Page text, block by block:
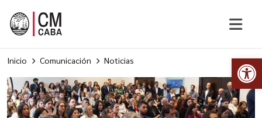
Inicio Comunicación Noticias